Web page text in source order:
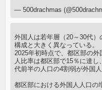
— 500drachmas
外国人は若年層（20～30代
構成と大きく異なっている。
2025年初時点で、都区部の
人比率は都区部で15％に達
代前半の人口の4割弱が外国人
都区部における外国人人口の